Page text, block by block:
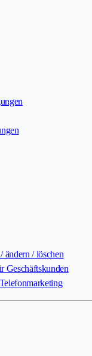
ändern / löschen
Geschäftskunden